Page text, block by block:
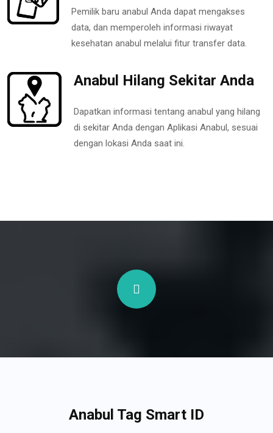
Pemilik baru anabul Anda dapat mengakses
data, dan memperoleh informasi riwayat
kesehatan anabul melalui fitur transfer data.
Anabul Hilang Sekitar Anda
Dapatkan informasi tentang anabul yang hilang
di sekitar Anda dengan Aplikasi Anabul, sesuai
dengan lokasi Anda saat ini.
Anabul Tag Smart ID